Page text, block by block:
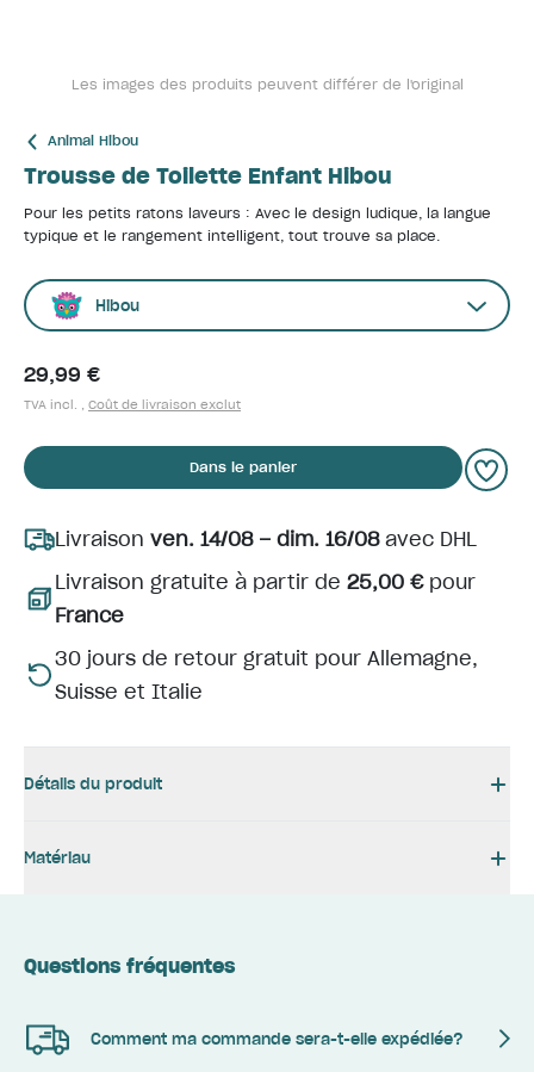
Les images des produits peuvent différer de l'original
Animal Hibou
Trousse de Toilette Enfant Hibou
Pour les petits ratons laveurs : Avec le design ludique, la langue
typique et le rangement intelligent, tout trouve sa place.
Hibou
29,99 €
TVA incl. , Coût de livraison exclut
Dans le panier
Livraison ven. 14/08 – dim. 16/08avec DHL
Livraison gratuite à partir de 25,00 €pour
France
30 jours de retour gratuit pour Allemagne,
Suisse et Italie
Détails du produit
Matériau
Questions fréquentes
Comment ma commande sera-t-elle expédiée?